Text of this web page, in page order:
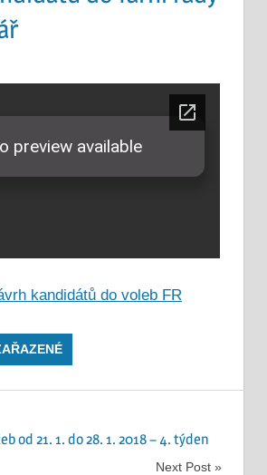
kandidátů do voleb FR
od 21. 1. do 28. 1. 2018 – 4. týden
Next Post